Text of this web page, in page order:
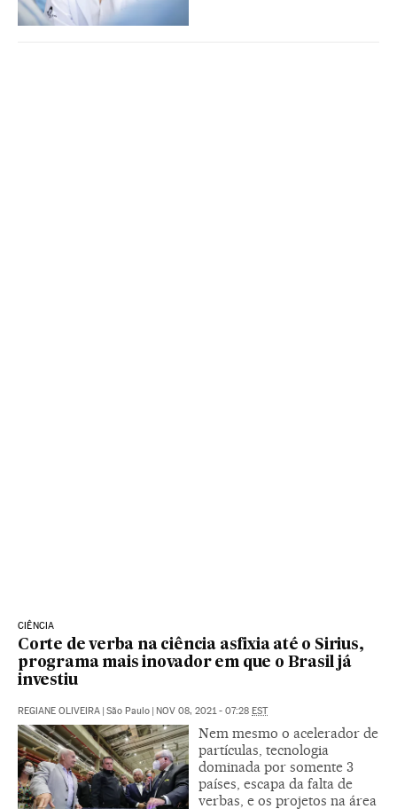
CIÊNCIA
Corte de verba na ciência asfixia até o Sirius,
programa mais inovador em que o Brasil já
investiu
REGIANE OLIVEIRA São Paulo NOV 08, 2021 - 07:28 EST
Nem mesmo o acelerador de
partículas, tecnologia
dominada por somente 3
países, escapa da falta de
verbas, e os projetos na área